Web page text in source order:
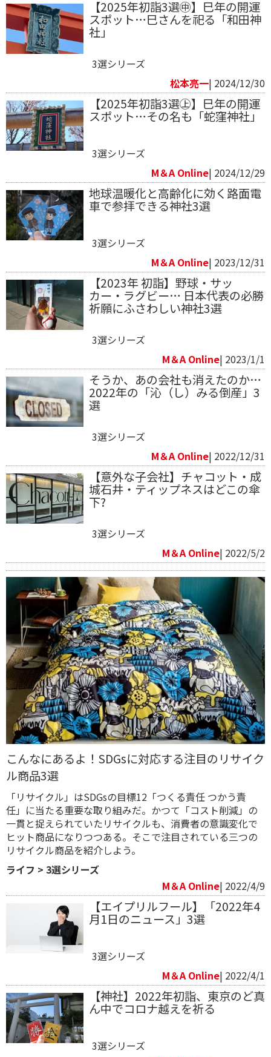
【2025年初詣3選㊥】巳年の開運
スポット…巳さんを祀る「和田神
社」
3選シリーズ
松本亮一| 2024/12/30
【2025年初詣3選㊤】巳年の開運
スポット…その名も「蛇窪神社」
3選シリーズ
M＆A Online| 2024/12/29
地球温暖化と高齢化に効く路面電
車で参拝できる神社3選
3選シリーズ
M＆A Online| 2023/12/31
【2023年 初詣】野球・サッ
カー・ラグビー… 日本代表の必勝
祈願にふさわしい神社3選
3選シリーズ
M＆A Online| 2023/1/1
そうか、あの会社も消えたのか…
2022年の「沁（し）みる倒産」3
選
3選シリーズ
M＆A Online| 2022/12/31
【意外な子会社】チャコット・成
城石井・ティップネスはどこの傘
下?
3選シリーズ
M＆A Online| 2022/5/2
こんなにあるよ！SDGsに対応する注目のリサイク
ル商品3選
「リサイクル」はSDGsの目標12「つくる責任 つかう責
任」に当たる重要な取り組みだ。かつて「コスト削減」の
一貫と捉えられていたリサイクルも、消費者の意識変化で
ヒット商品になりつつある。そこで注目されている三つの
リサイクル商品を紹介しよう。
ライフ > 3選シリーズ
M＆A Online| 2022/4/9
【エイプリルフール】「2022年4
月1日のニュース」3選
3選シリーズ
M＆A Online| 2022/4/1
【神社】2022年初詣、東京のど真
ん中でコロナ越えを祈る
3選シリーズ